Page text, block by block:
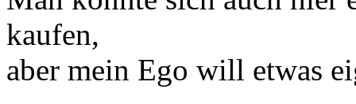
kaufen,
aber mein Ego will etwas